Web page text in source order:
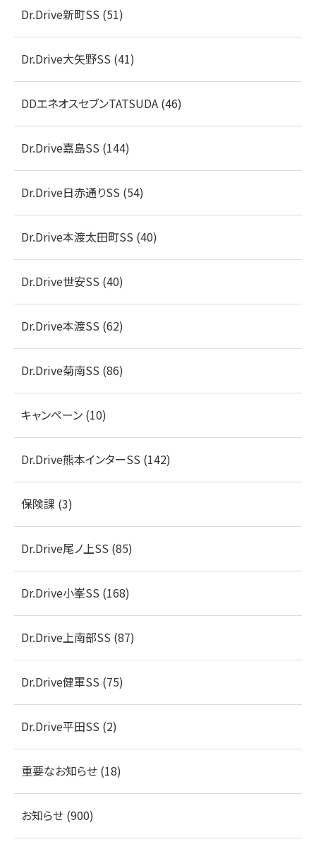
Dr.Drive新町SS (51)
Dr.Drive大矢野SS (41)
DDエネオスセブンTATSUDA (46)
Dr.Drive嘉島SS (144)
Dr.Drive日赤通りSS (54)
Dr.Drive本渡太田町SS (40)
Dr.Drive世安SS (40)
Dr.Drive本渡SS (62)
Dr.Drive菊南SS (86)
キャンペーン (10)
Dr.Drive熊本インターSS (142)
保険課 (3)
Dr.Drive尾ノ上SS (85)
Dr.Drive小峯SS (168)
Dr.Drive上南部SS (87)
Dr.Drive健軍SS (75)
Dr.Drive平田SS (2)
重要なお知らせ (18)
お知らせ (900)